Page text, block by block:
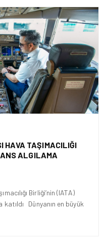
HAVA TAŞIMACILIĞI
ALGILAMA
Birliği’nin (IATA)
Dünyanın en büyük